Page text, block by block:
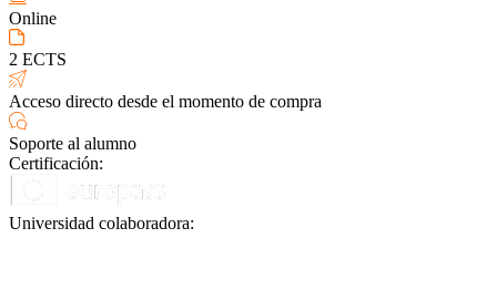
Online
2 ECTS
Acceso directo desde el momento de compra
Soporte al alumno
Certificación:
Universidad colaboradora: